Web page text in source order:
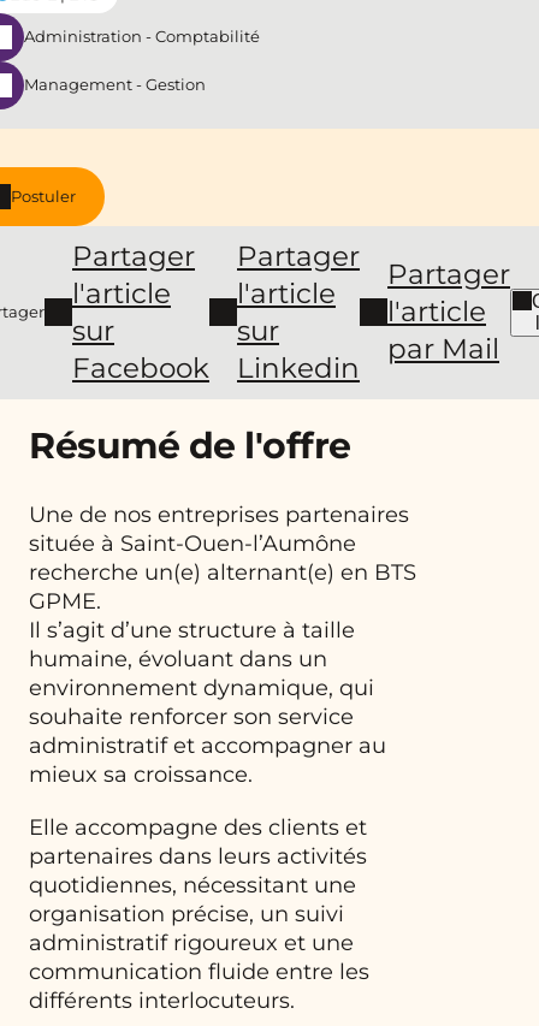
Postuler
Partager
l'article
sur
Facebook
Partager
l'article
sur
Linkedin
Partager
l'article
par Mail
Administration - Comptabilité
Management - Gestion
Résumé de l'offre
Une de nos entreprises partenaires
située à Saint-Ouen-l’Aumône
recherche un(e) alternant(e) en BTS
GPME.
Il s’agit d’une structure à taille
humaine, évoluant dans un
environnement dynamique, qui
souhaite renforcer son service
administratif et accompagner au
mieux sa croissance.
Elle accompagne des clients et
partenaires dans leurs activités
quotidiennes, nécessitant une
organisation précise, un suivi
administratif rigoureux et une
communication fluide entre les
différents interlocuteurs.